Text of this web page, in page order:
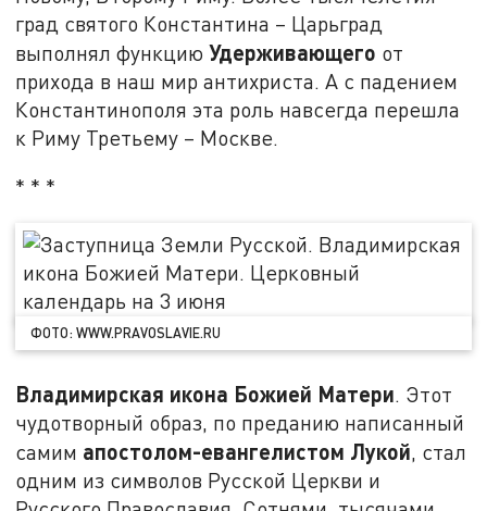
град святого Константина – Царьград
выполнял функциюУдерживающего от
прихода в наш мир антихриста. А с падением
Константинополя эта роль навсегда перешла
к Риму Третьему – Москве.
* * *
ФОТО: WWW.PRAVOSLAVIE.RU
Владимирская икона Божией Матери. Этот
чудотворный образ, по преданию написанный
самим апостолом-евангелистом Лукой, стал
одним из символов Русской Церкви и